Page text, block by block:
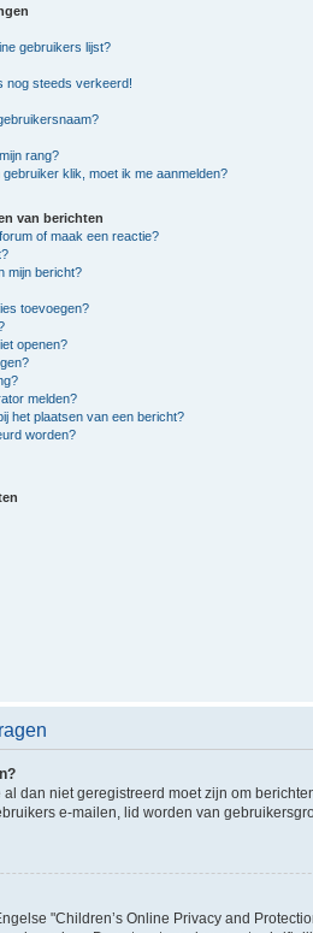
gebruikers lijst?
nog steeds verkeerd!
rang?
klik, moet ik me aanmelden?
van berichten
of maak een reactie?
mijn bericht?
toevoegen?
openen?
melden?
het plaatsen van een bericht?
worden?
dan niet geregistreerd moet zijn om
e-mailen, lid worden van
"Children’s Online Privacy and